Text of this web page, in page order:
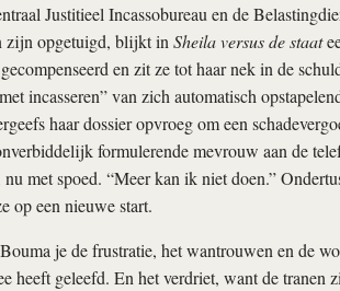
Justitieel Incassobureau en de
zijn opgetuigd, blijkt in Sheila versus de staat
en zit ze tot haar nek in de
incasseren” van zich automatisch
haar dossier opvroeg om een
formulerende mevrouw aan de
met spoed. “Meer kan ik niet doen.”
op een nieuwe start.
je de frustratie, het wantrouwen en de
heeft geleefd. En het verdriet, want de tranen